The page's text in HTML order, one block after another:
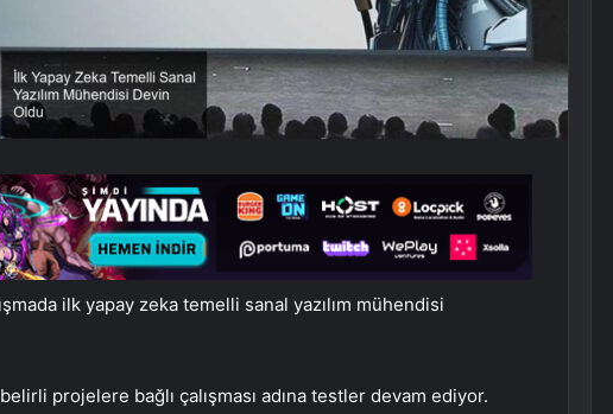
ilk yapay zeka temelli sanal yazılım mühendisi
projelere bağlı çalışması adına testler devam ediyor.